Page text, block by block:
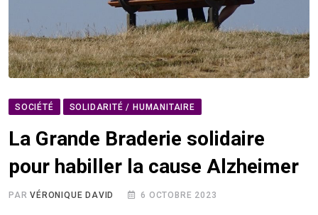
SOCIÉTÉ SOLIDARITÉ / HUMANITAIRE
La Grande Braderie solidaire
pour habiller la cause Alzheimer
PARVÉRONIQUE DAVID 6 OCTOBRE 2023